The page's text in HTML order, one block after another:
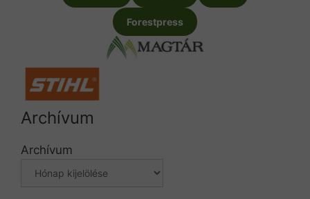
Forestpress
Archívum
Archívum